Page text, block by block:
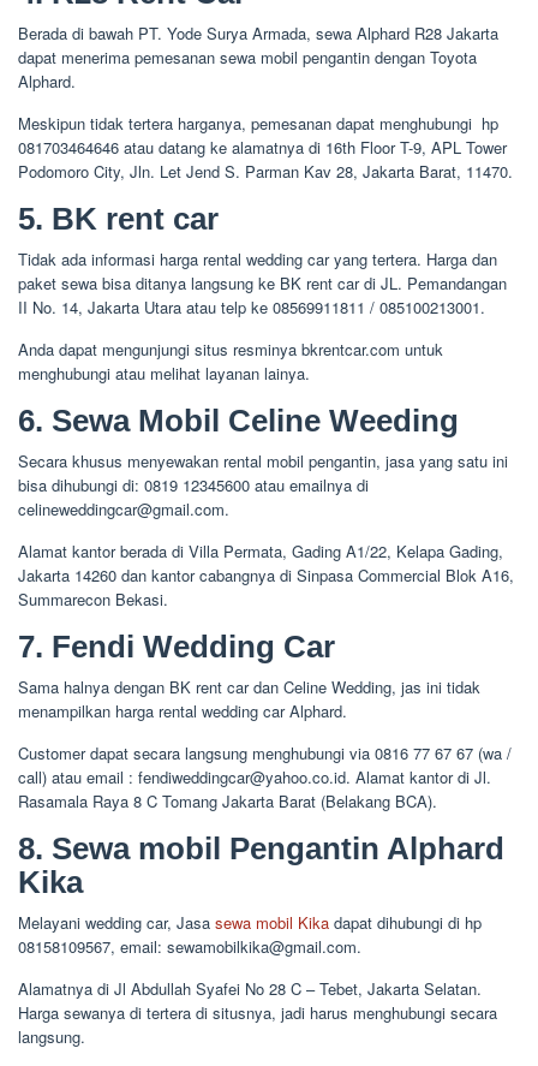
Berada di bawah PT. Yode Surya Armada, sewa Alphard R28 Jakarta
dapat menerima pemesanan sewa mobil pengantin dengan Toyota
Alphard.
Meskipun tidak tertera harganya, pemesanan dapat menghubungi hp
081703464646 atau datang ke alamatnya di 16th Floor T-9, APL Tower
Podomoro City, Jln. Let Jend S. Parman Kav 28, Jakarta Barat, 11470.
5. BK rent car
Tidak ada informasi harga rental wedding car yang tertera. Harga dan
paket sewa bisa ditanya langsung ke BK rent car di JL. Pemandangan
II No. 14, Jakarta Utara atau telp ke 08569911811 / 085100213001.
Anda dapat mengunjungi situs resminya bkrentcar.com untuk
menghubungi atau melihat layanan lainya.
6. Sewa Mobil Celine Weeding
Secara khusus menyewakan rental mobil pengantin, jasa yang satu ini
bisa dihubungi di: 0819 12345600 atau emailnya di
celineweddingcar@gmail.com.
Alamat kantor berada di Villa Permata, Gading A1/22, Kelapa Gading,
Jakarta 14260 dan kantor cabangnya di Sinpasa Commercial Blok A16,
Summarecon Bekasi.
7. Fendi Wedding Car
Sama halnya dengan BK rent car dan Celine Wedding, jas ini tidak
menampilkan harga rental wedding car Alphard.
Customer dapat secara langsung menghubungi via 0816 77 67 67 (wa /
call) atau email : fendiweddingcar@yahoo.co.id. Alamat kantor di Jl.
Rasamala Raya 8 C Tomang Jakarta Barat (Belakang BCA).
8. Sewa mobil Pengantin Alphard
Kika
Melayani wedding car, Jasa sewa mobil Kika dapat dihubungi di hp
08158109567, email: sewamobilkika@gmail.com.
Alamatnya di Jl Abdullah Syafei No 28 C – Tebet, Jakarta Selatan.
Harga sewanya di tertera di situsnya, jadi harus menghubungi secara
langsung.